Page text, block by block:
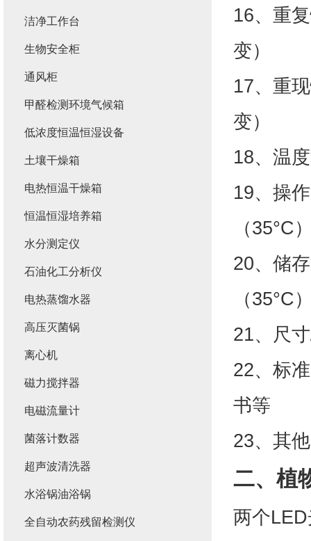
16、重
变）
17、重
变）
18、温
19、操
（35°C
20、储
（35°C
21、尺
22、标
书等
23、其
二、 植
两个
洁净工作台
生物安全柜
通风柜
甲醛检测环境气候箱
低浓度恒温恒湿设备
土壤干燥箱
电热恒温干燥箱
恒温恒湿培养箱
水分测定仪
石油化工分析仪
电热蒸馏水器
高压灭菌锅
离心机
磁力搅拌器
电磁流量计
菌落计数器
超声波清洗器
水浴锅油浴锅
全自动农药残留检测仪